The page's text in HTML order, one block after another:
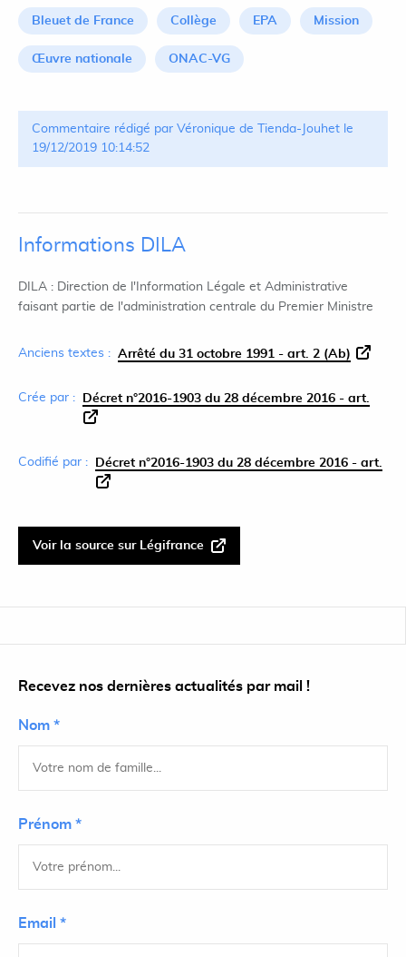
Bleuet de France Collège EPA Mission
Œuvre nationale ONAC-VG
Commentaire rédigé par Véronique de Tienda-Jouhet le
19/12/2019 10:14:52
Informations DILA
DILA : Direction de l'Information Légale et Administrative
faisant partie de l'administration centrale du Premier Ministre
Anciens textes : Arrêté du 31 octobre 1991 - art. 2 (Ab)
Crée par : Décret n°2016-1903 du 28 décembre 2016 - art.
Codifié par : Décret n°2016-1903 du 28 décembre 2016 - art.
Voir la source sur Légifrance
Recevez nos dernières actualités par mail !
Nom *
Prénom *
Email *